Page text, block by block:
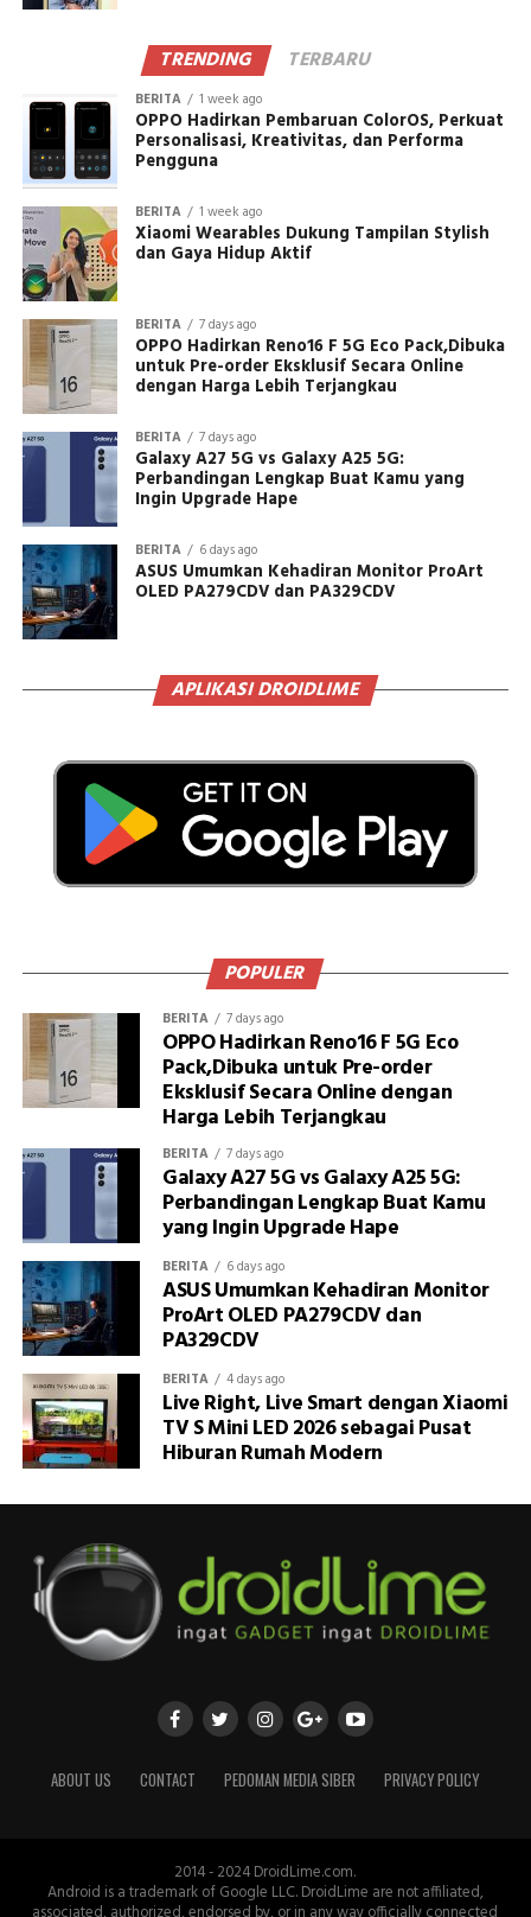
TRENDING TERBARU
BERITA 1 week ago
OPPO Hadirkan Pembaruan ColorOS, Perkuat
Personalisasi, Kreativitas, dan Performa
Pengguna
BERITA 1 week ago
Xiaomi Wearables Dukung Tampilan Stylish
dan Gaya Hidup Aktif
BERITA 7 days ago
OPPO Hadirkan Reno16 F 5G Eco Pack,Dibuka
untuk Pre-order Eksklusif Secara Online
dengan Harga Lebih Terjangkau
BERITA 7 days ago
Galaxy A27 5G vs Galaxy A25 5G:
Perbandingan Lengkap Buat Kamu yang
Ingin Upgrade Hape
BERITA 6 days ago
ASUS Umumkan Kehadiran Monitor ProArt
OLED PA279CDV dan PA329CDV
APLIKASI DROIDLIME
POPULER
BERITA 7 days ago
OPPO Hadirkan Reno16 F 5G Eco
Pack,Dibuka untuk Pre-order
Eksklusif Secara Online dengan
Harga Lebih Terjangkau
BERITA 7 days ago
Galaxy A27 5G vs Galaxy A25 5G:
Perbandingan Lengkap Buat Kamu
yang Ingin Upgrade Hape
BERITA 6 days ago
ASUS Umumkan Kehadiran Monitor
ProArt OLED PA279CDV dan
PA329CDV
BERITA 4 days ago
Live Right, Live Smart dengan Xiaomi
TV S Mini LED 2026 sebagai Pusat
Hiburan Rumah Modern
ABOUT US CONTACT PEDOMAN MEDIA SIBER PRIVACY POLICY
2014 - 2024 DroidLime.com.
Android is a trademark of Google LLC. DroidLime are not affiliated,